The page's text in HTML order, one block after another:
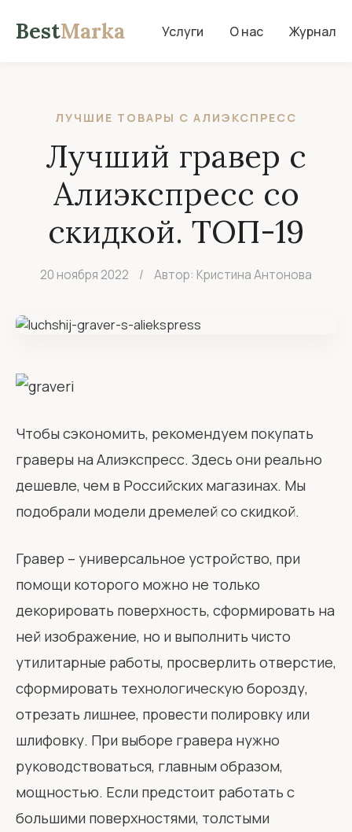
BestMarka Услуги О нас Журнал
ЛУЧШИЕ ТОВАРЫ С АЛИЭКСПРЕСС
Лучший гравер с
Алиэкспресс со
скидкой. ТОП-19
20 ноября 2022 / Автор: Кристина Антонова
Чтобы сэкономить, рекомендуем покупать
граверы на Алиэкспресс. Здесь они реально
дешевле, чем в Российских магазинах. Мы
подобрали модели дремелей со скидкой.
Гравер – универсальное устройство, при
помощи которого можно не только
декорировать поверхность, сформировать на
ней изображение, но и выполнить чисто
утилитарные работы, просверлить отверстие,
сформировать технологическую борозду,
отрезать лишнее, провести полировку или
шлифовку. При выборе гравера нужно
руководствоваться, главным образом,
мощностью. Если предстоит работать с
большими поверхностями, толстыми